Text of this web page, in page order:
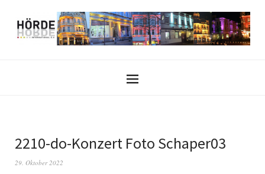
2210-do-Konzert Foto Schaper03
29. Oktober 2022